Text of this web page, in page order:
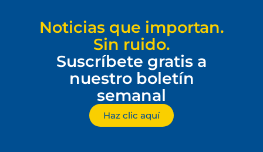
Noticias que importan.
Sin ruido.
Suscríbete gratis a
nuestro boletín
semanal
Haz clic aquí